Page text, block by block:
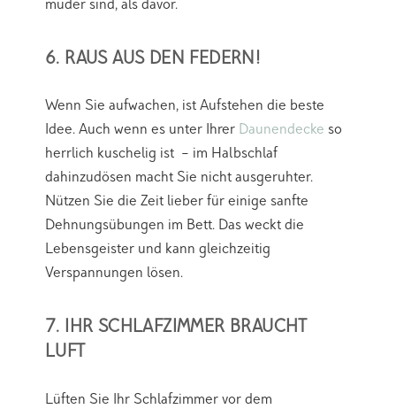
müder sind, als davor.
6. RAUS AUS DEN FEDERN!
Wenn Sie aufwachen, ist Aufstehen die beste
Idee. Auch wenn es unter Ihrer Daunendecke so
herrlich kuschelig ist – im Halbschlaf
dahinzudösen macht Sie nicht ausgeruhter.
Nützen Sie die Zeit lieber für einige sanfte
Dehnungsübungen im Bett. Das weckt die
Lebensgeister und kann gleichzeitig
Verspannungen lösen.
7. IHR SCHLAFZIMMER BRAUCHT
LUFT
Lüften Sie Ihr Schlafzimmer vor dem